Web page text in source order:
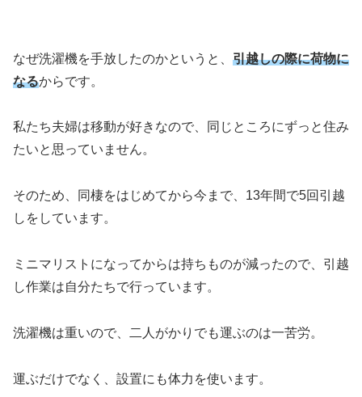
なぜ洗濯機を手放したのかというと、 引越しの際に荷物に
なるからです。
私たち夫婦は移動が好きなので、同じところにずっと住み
たいと思っていません。
そのため、同棲をはじめてから今まで、13年間で5回引越
しをしています。
ミニマリストになってからは持ちものが減ったので、引越
し作業は自分たちで行っています。
洗濯機は重いので、二人がかりでも運ぶのは一苦労。
運ぶだけでなく、設置にも体力を使います。